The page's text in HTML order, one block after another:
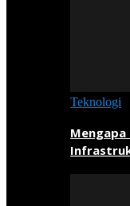
Teknologi
Mengapa